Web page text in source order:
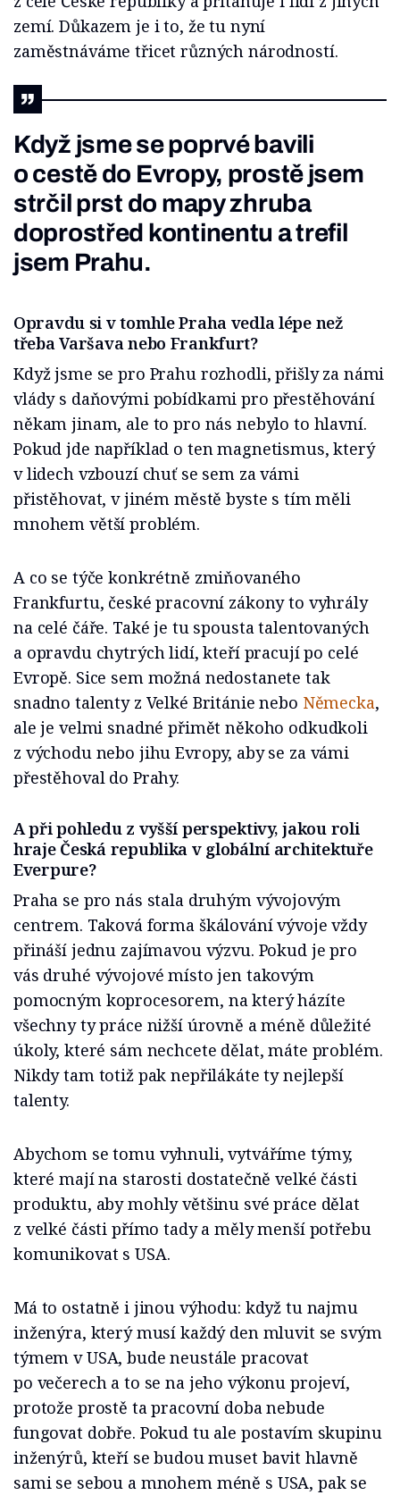
zemí. Důkazem je i to, že tu nyní
zaměstnáváme třicet různých národností.
Když jsme se poprvé bavili
o cestě do Evropy, prostě jsem
strčil prst do mapy zhruba
doprostřed kontinentu a trefil
jsem Prahu.
Opravdu si v tomhle Praha vedla lépe než
třeba Varšava nebo Frankfurt?
Když jsme se pro Prahu rozhodli, přišly za námi
vlády s daňovými pobídkami pro přestěhování
někam jinam, ale to pro nás nebylo to hlavní.
Pokud jde například o ten magnetismus, který
v lidech vzbouzí chuť se sem za vámi
přistěhovat, v jiném městě byste s tím měli
mnohem větší problém.
A co se týče konkrétně zmiňovaného
Frankfurtu, české pracovní zákony to vyhrály
na celé čáře. Také je tu spousta talentovaných
a opravdu chytrých lidí, kteří pracují po celé
Evropě. Sice sem možná nedostanete tak
snadno talenty z Velké Británie nebo Německa,
ale je velmi snadné přimět někoho odkudkoli
z východu nebo jihu Evropy, aby se za vámi
přestěhoval do Prahy.
A při pohledu z vyšší perspektivy, jakou roli
hraje Česká republika v globální architektuře
Everpure?
Praha se pro nás stala druhým vývojovým
centrem. Taková forma škálování vývoje vždy
přináší jednu zajímavou výzvu. Pokud je pro
vás druhé vývojové místo jen takovým
pomocným koprocesorem, na který házíte
všechny ty práce nižší úrovně a méně důležité
úkoly, které sám nechcete dělat, máte problém.
Nikdy tam totiž pak nepřilákáte ty nejlepší
talenty.
Abychom se tomu vyhnuli, vytváříme týmy,
které mají na starosti dostatečně velké části
produktu, aby mohly většinu své práce dělat
z velké části přímo tady a měly menší potřebu
komunikovat s USA.
Má to ostatně i jinou výhodu: když tu najmu
inženýra, který musí každý den mluvit se svým
týmem v USA, bude neustále pracovat
po večerech a to se na jeho výkonu projeví,
protože prostě ta pracovní doba nebude
fungovat dobře. Pokud tu ale postavím skupinu
inženýrů, kteří se budou muset bavit hlavně
sami se sebou a mnohem méně s USA, pak se